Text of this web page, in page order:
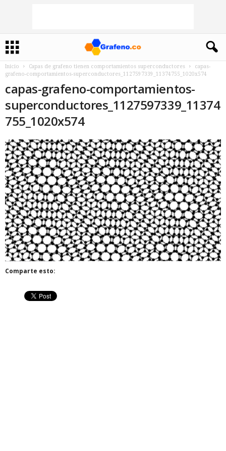
Inicio Capas de grafeno tienen comportamientos superconductores
capas-
grafeno-comportamientos-superconductores_1127597339_11374755_1020x574
capas-grafeno-comportamientos-
superconductores_1127597339_11374
755_1020x574
Comparte esto: